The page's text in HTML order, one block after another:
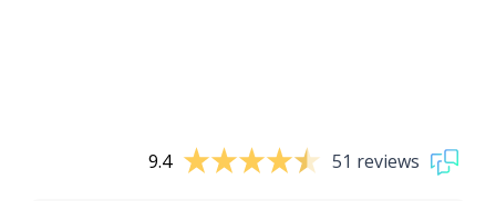
9.4 51 reviews